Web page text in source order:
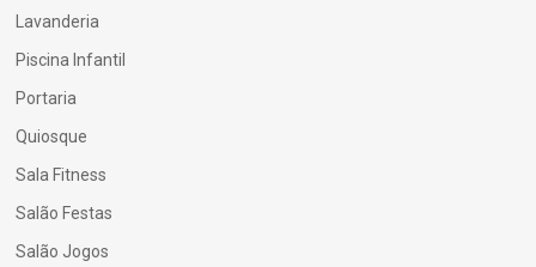
Lavanderia
Piscina Infantil
Portaria
Quiosque
Sala Fitness
Salão Festas
Salão Jogos